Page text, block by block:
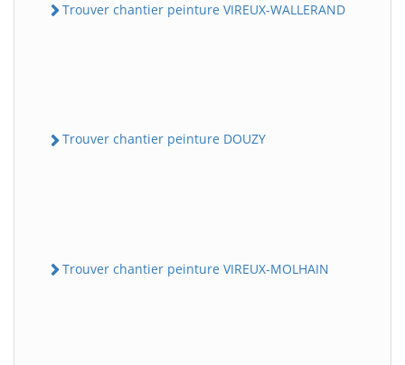
Trouver chantier peinture VIREUX-WALLERAND
Trouver chantier peinture DOUZY
Trouver chantier peinture VIREUX-MOLHAIN